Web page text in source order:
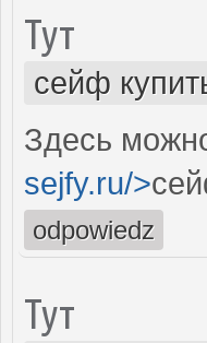
Тут
сейф
Здесь
sejfy.ru/>
odpowiedz
Тут